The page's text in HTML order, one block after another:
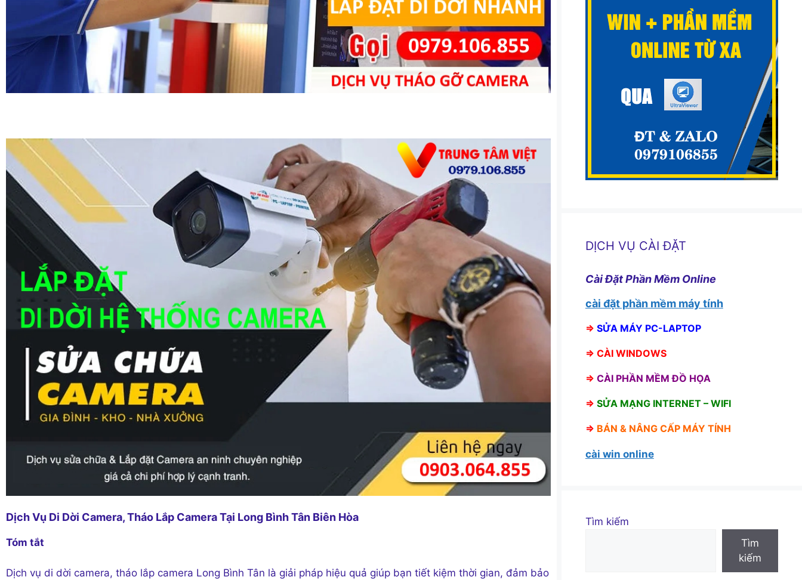
Dịch Vụ Di Dời Camera, Tháo Lắp Camera Tại Long Bình Tân Biên Hòa
Tóm tắt
Dịch vụ di dời camera, tháo lắp camera Long Bình Tân là giải pháp hiệu quả giúp bạn tiết kiệm thời gian, đảm bảo
DỊCH VỤ CÀI ĐẶT
Cài Đặt Phần Mềm Online
cài đặt phần mềm máy tính
⇒ SỬA MÁY PC-LAPTOP
⇒ CÀI WINDOWS
⇒ CÀI PHẦN MỀM ĐỒ HỌA
⇒ SỬA MẠNG INTERNET – WIFI
⇒ BÁN & NÂNG CẤP MÁY TÍNH
cài win online
Tìm kiếm
Tìm
kiếm